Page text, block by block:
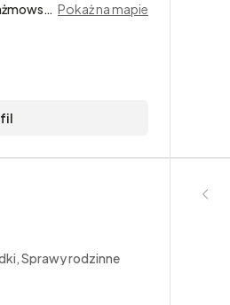
Al. Płk. Władysława Beliny-Prażmowskiego 53/5, Kraków Pokaż na mapie
Sprawy rodzinne